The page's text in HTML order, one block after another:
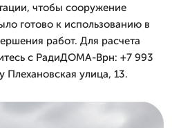
чтобы сооружение
готово к использованию в
работ. Для расчета
с РадиДОМА-Врн: +7 993
улица, 13.